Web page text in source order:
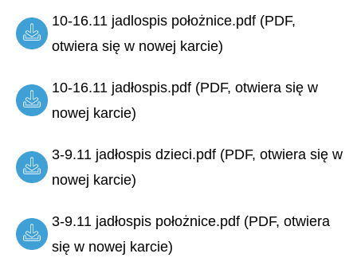
10-16.11 jadlospis położnice.pdf (PDF,
otwiera się w nowej karcie)
10-16.11 jadłospis.pdf (PDF, otwiera się w
nowej karcie)
3-9.11 jadłospis dzieci.pdf (PDF, otwiera się w
nowej karcie)
3-9.11 jadłospis położnice.pdf (PDF, otwiera
się w nowej karcie)